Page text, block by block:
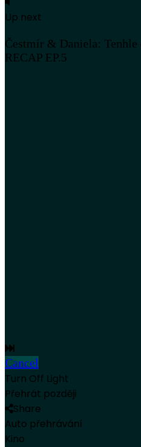
Up next
Čestmír & Daniela: Tenhle
RECAP EP.5
Cancel
Turn Off Light
Přehrát později
Share
Auto přehrávání
Kino